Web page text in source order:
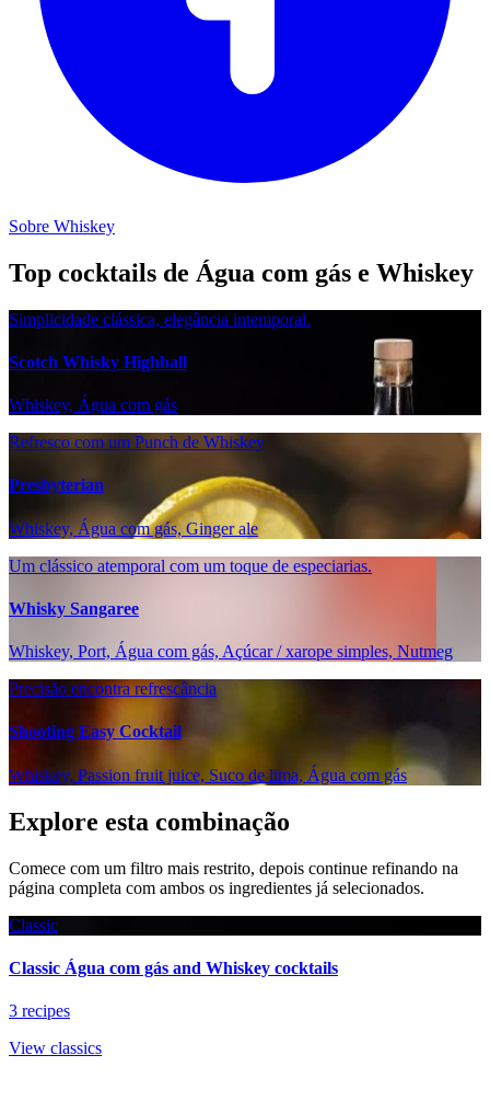
Sobre Whiskey
Top cocktails de Água com gás e Whiskey
Simplicidade clássica, elegância intemporal.
Scotch Whisky Highball
Whiskey, Água com gás
Refresco com um Punch de Whiskey
Presbyterian
Whiskey, Água com gás, Ginger ale
Um clássico atemporal com um toque de especiarias.
Whisky Sangaree
Whiskey, Port, Água com gás, Açúcar / xarope simples, Nutmeg
Precisão encontra refrescância
Shooting Easy Cocktail
Whiskey, Passion fruit juice, Suco de lima, Água com gás
Explore esta combinação
Comece com um filtro mais restrito, depois continue refinando na
página completa com ambos os ingredientes já selecionados.
Classic
Classic Água com gás and Whiskey cocktails
3 recipes
View classics